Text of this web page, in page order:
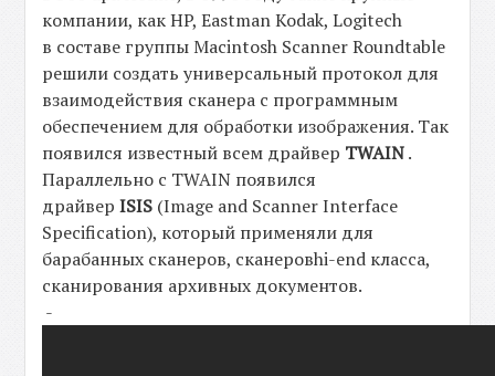
компании, как HP, Eastman Kodak, Logitech
в составе группы Macintosh Scanner Roundtable
решили создать универсальный протокол для
взаимодействия сканера с программным
обеспечением для обработки изображения. Так
появился известный всем драйвер TWAIN.
Параллельно с TWAIN появился
драйвер ISIS (Image and Scanner Interface
Specification), который применяли для
барабанных сканеров, сканеровhi-end класса,
сканирования архивных документов.
-